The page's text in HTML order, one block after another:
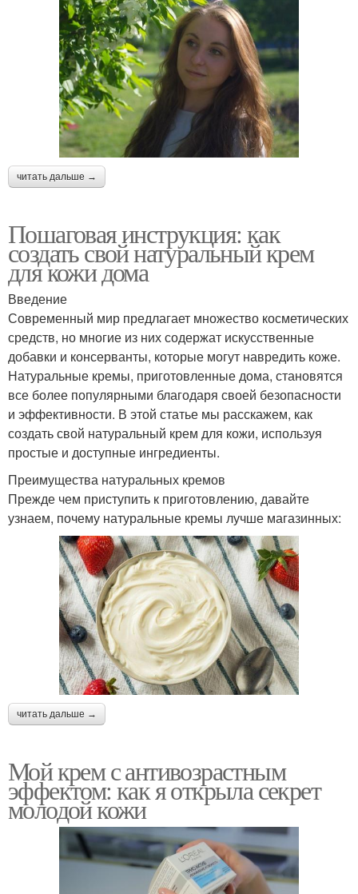
читать дальше →
Пошаговая инструкция: как
создать свой натуральный крем
для кожи дома
Введение
Современный мир предлагает множество косметических
средств, но многие из них содержат искусственные
добавки и консерванты, которые могут навредить коже.
Натуральные кремы, приготовленные дома, становятся
все более популярными благодаря своей безопасности
и эффективности. В этой статье мы расскажем, как
создать свой натуральный крем для кожи, используя
простые и доступные ингредиенты.
Преимущества натуральных кремов
Прежде чем приступить к приготовлению, давайте
узнаем, почему натуральные кремы лучше магазинных:
читать дальше →
Мой крем с антивозрастным
эффектом: как я открыла секрет
молодой кожи